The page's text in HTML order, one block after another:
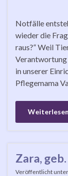
Notfälle
wieder die
raus?“ Weil
Verantwortung
in unserer
Pflegemama
Weiterlesen
Zara,
Veröffentlicht unter